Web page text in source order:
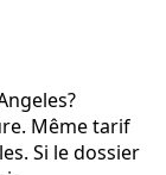
Même tarif
Si le dossier